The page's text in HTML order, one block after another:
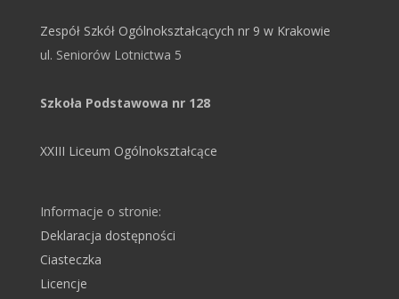
Zespół Szkół Ogólnokształcących nr 9 w Krakowie
ul. Seniorów Lotnictwa 5
Szkoła Podstawowa nr 128
XXIII Liceum Ogólnokształcące
Informacje o stronie:
Deklaracja dostępności
Ciasteczka
Licencje